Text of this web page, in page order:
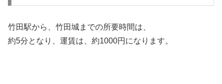
竹田駅から、竹田城までの所要時間は、
約5分となり、運賃は、約1000円になります。